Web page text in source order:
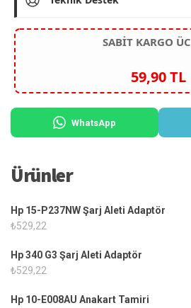
SABİT KARGO
59,90 TL
WhatsApp
Ürünler
Hp 15-P237NW Şarj Aleti Adaptör
₺529,22
Hp 340 G3 Şarj Aleti Adaptör
₺529,22
Hp 10-E008AU Anakart Tamiri